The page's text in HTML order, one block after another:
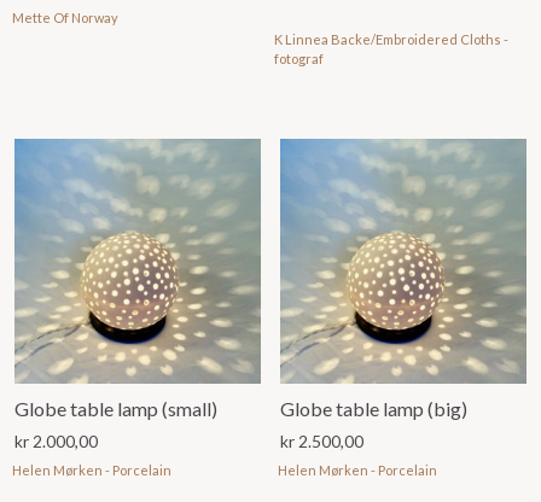
Mette Of Norway
K Linnea Backe/Embroidered Cloths -
fotograf
Globe table lamp (small)
kr2.000,00
Helen Mørken - Porcelain
Globe table lamp (big)
kr2.500,00
Helen Mørken - Porcelain